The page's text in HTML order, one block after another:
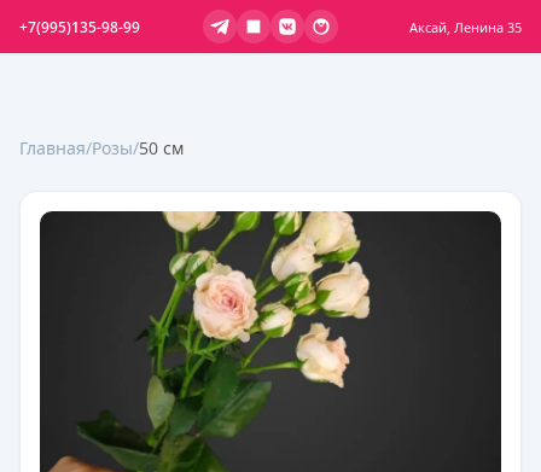
+7(995)135-98-99 Аксай, Ленина 35
Главная/Розы/50 см